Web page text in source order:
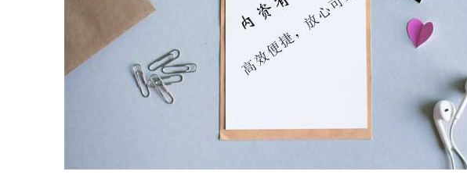
公司注册专区
企业疑难专区